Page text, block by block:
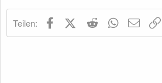
Teilen: FacebookX (Twitter)
Reddit WhatsApp
E-Mail